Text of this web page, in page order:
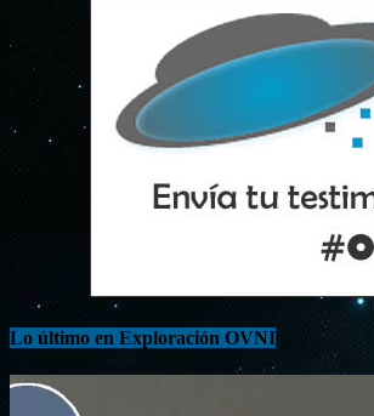
Lo último en Exploración OVNI